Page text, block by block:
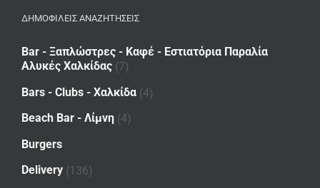
ΔΗΜΟΦΙΛΕΙΣ ΑΝΑΖΗΤΗΣΕΙΣ
Bar - Ξαπλώστρες - Καφέ - Εστιατόρια Παραλία
Αλυκές Χαλκίδας (7)
Bars - Clubs - Χαλκίδα (4)
Beach Bar - Λίμνη (4)
Burgers
Delivery (136)